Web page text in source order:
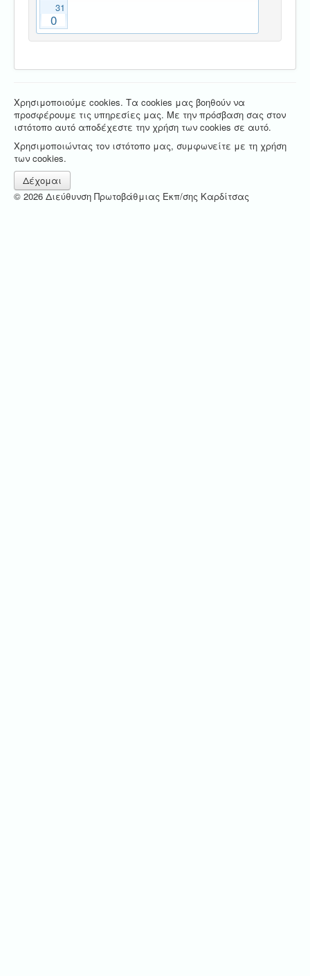
31
0
Χρησιμοποιούμε cookies. Τα cookies μας βοηθούν να
προσφέρουμε τις υπηρεσίες μας. Με την πρόσβαση σας στον
ιστότοπο αυτό αποδέχεστε την χρήση των cookies σε αυτό.
Χρησιμοποιώντας τον ιστότοπο μας, συμφωνείτε με τη χρήση
των cookies.
Δέχομαι
© 2026 Διεύθυνση Πρωτοβάθμιας Εκπ/σης Καρδίτσας